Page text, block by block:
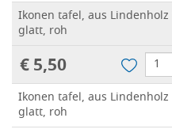
Ikonen tafel, aus Lindenholz
glatt, roh
€ 5,50
Ikonen tafel, aus Lindenholz
glatt, roh